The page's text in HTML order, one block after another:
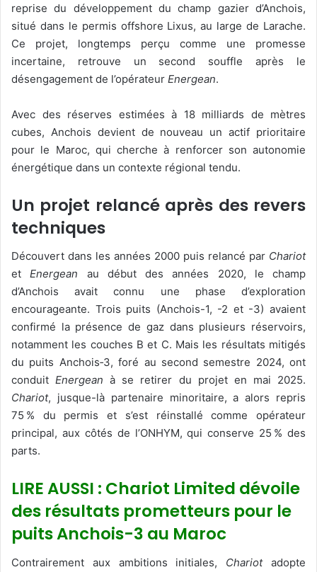
reprise du développement du champ gazier d’Anchois,
situé dans le permis offshore Lixus, au large de Larache.
Ce projet, longtemps perçu comme une promesse
incertaine, retrouve un second souffle après le
désengagement de l’opérateur Energean.
Avec des réserves estimées à 18 milliards de mètres
cubes, Anchois devient de nouveau un actif prioritaire
pour le Maroc, qui cherche à renforcer son autonomie
énergétique dans un contexte régional tendu.
Un projet relancé après des revers
techniques
Découvert dans les années 2000 puis relancé par Chariot
etEnergean au début des années 2020, le champ
d’Anchois avait connu une phase d’exploration
encourageante. Trois puits (Anchois-1, -2 et -3) avaient
confirmé la présence de gaz dans plusieurs réservoirs,
notamment les couches B et C. Mais les résultats mitigés
du puits Anchois‑3, foré au second semestre 2024, ont
conduitEnergean à se retirer du projet en mai 2025.
Chariot, jusque-là partenaire minoritaire, a alors repris
75 % du permis et s’est réinstallé comme opérateur
principal, aux côtés de l’ONHYM, qui conserve 25 % des
parts.
LIRE AUSSI : Chariot Limited dévoile
des résultats prometteurs pour le
puits Anchois-3 au Maroc
Contrairement aux ambitions initiales, Chariotadopte